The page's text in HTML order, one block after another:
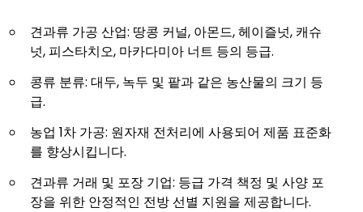
견과류 가공 산업: 땅콩 커널, 아몬드, 헤이즐넛, 캐슈
넛, 피스타치오, 마카다미아 너트 등의 등급.
콩류 분류: 대두, 녹두 및 팥과 같은 농산물의 크기 등
급.
농업 1차 가공: 원자재 전처리에 사용되어 제품 표준화
를 향상시킵니다.
견과류 거래 및 포장 기업: 등급 가격 책정 및 사양 포
장을 위한 안정적인 전방 선별 지원을 제공합니다.